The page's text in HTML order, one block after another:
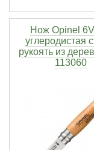
Нож Opinel
углеродистая
рукоять из
113060